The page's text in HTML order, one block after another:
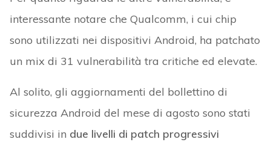
interessante notare che Qualcomm, i cui chip
sono utilizzati nei dispositivi Android, ha patchato
un mix di 31 vulnerabilità tra critiche ed elevate.
Al solito, gli aggiornamenti del bollettino di
sicurezza Android del mese di agosto sono stati
suddivisi in due livelli di patch progressivi